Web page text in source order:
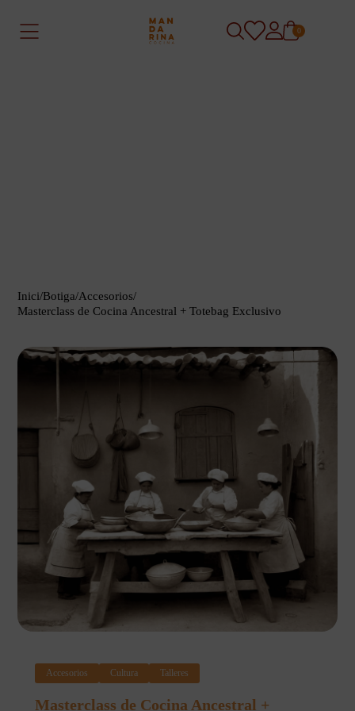
0
Inici/Botiga/Accesorios/
Masterclass de Cocina Ancestral + Totebag Exclusivo
Accesorios Cultura Talleres
Masterclass de Cocina Ancestral +